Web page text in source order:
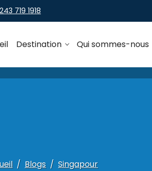
719 1918
Destination Qui sommes-nous
Blogs Singapour